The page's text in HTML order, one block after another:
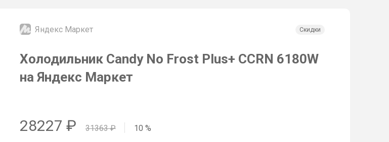
Яндекс Маркет Скидки
Холодильник Candy No Frost Plus+ CCRN 6180W
на Яндекс Маркет
28227 ₽ 31363₽ 10 %